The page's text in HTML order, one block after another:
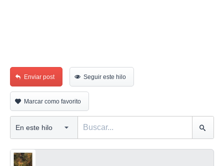
Enviar post Seguir este hilo
Marcar como favorito